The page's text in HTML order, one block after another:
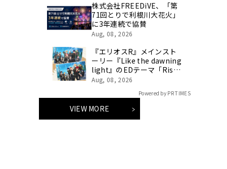
株式会社FREEDiVE、「第
71回とりで利根川大花火」
に3年連続で協賛
Aug, 08, 2026
『エリオスR』メインスト
ーリー『Like the dawning
light』のEDテーマ「Rise
Sunshine ALL HEROES
定！
Aug, 08, 2026
Powered by PR TIMES
VIEW MORE